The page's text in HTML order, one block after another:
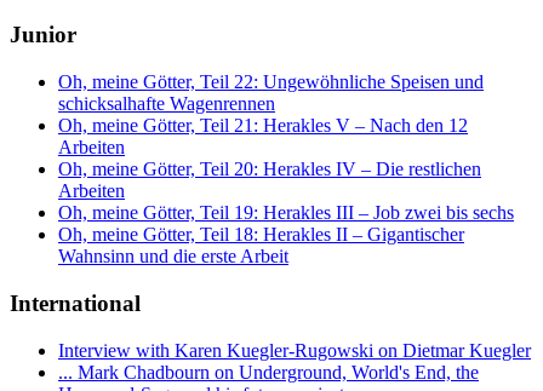
Junior
Oh, meine Götter, Teil 22: Ungewöhnliche Speisen und
schicksalhafte Wagenrennen
Oh, meine Götter, Teil 21: Herakles V – Nach den 12
Arbeiten
Oh, meine Götter, Teil 20: Herakles IV – Die restlichen
Arbeiten
Oh, meine Götter, Teil 19: Herakles III – Job zwei bis sechs
Oh, meine Götter, Teil 18: Herakles II – Gigantischer
Wahnsinn und die erste Arbeit
International
Interview with Karen Kuegler-Rugowski on Dietmar Kuegler
... Mark Chadbourn on Underground, World's End, the